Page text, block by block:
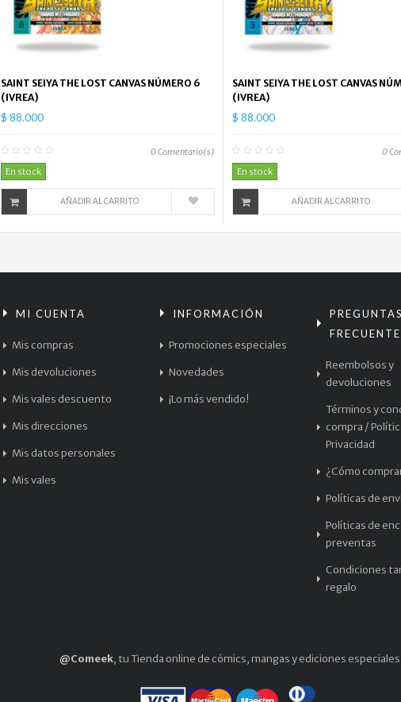
SAINT SEIYA THE LOST CANVAS NÚMERO 6
(IVREA)
$ 88.000
0Comentario(s)
En stock
AÑADIR AL CARRITO
SAINT SEIYA THE LOST CANVAS
(IVREA)
$ 88.000
0
En stock
AÑADIR AL CARRITO
MI CUENTA
Mis compras
Mis devoluciones
Mis vales descuento
Mis direcciones
Mis datos personales
Mis vales
INFORMACIÓN
Promociones especiales
Novedades
¡Lo más vendido!
Reembolsos y
devoluciones
Términos y
compra /
Privacidad
¿Cómo
Políticas de
Políticas de
preventas
Condiciones
regalo
@Comeek, tu Tienda online de cómics, mangas y ediciones